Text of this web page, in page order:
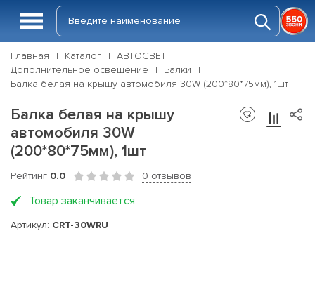
Главная Каталог
АВТОСВЕТ
Дополнительное освещение
Балки
Балка белая на крышу автомобиля 30W (200*80*75мм), 1шт
Балка белая на крышу
автомобиля 30W
(200*80*75мм), 1шт
Рейтинг 0.0 0 отзывов
Товар заканчивается
Артикул: CRT-30WRU